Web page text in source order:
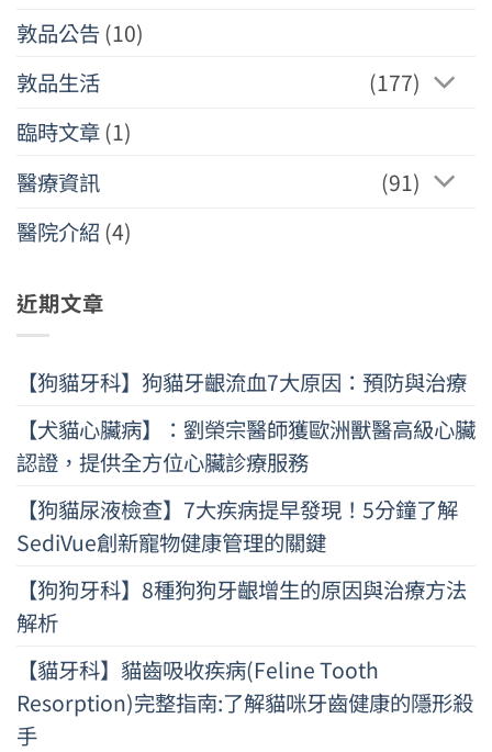
敦品公告(10)
敦品生活
(177)
臨時文章(1)
醫療資訊
(91)
醫院介紹 (4)
近期文章
【狗貓牙科】狗貓牙齦流血7大原因：預防與治療
【犬貓心臟病】：劉榮宗醫師獲歐洲獸醫高級心臟
認證，提供全方位心臟診療服務
【狗貓尿液檢查】7大疾病提早發現！5分鐘了解
SediVue創新寵物健康管理的關鍵
【狗狗牙科】8種狗狗牙齦增生的原因與治療方法
解析
【貓牙科】貓齒吸收疾病(Feline Tooth
Resorption)完整指南:了解貓咪牙齒健康的隱形殺
手